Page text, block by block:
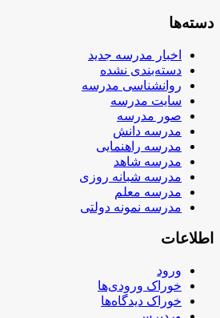
دسته‌ها
اخبار مدرسه جدید
دسته‌بندی نشده
روانشناسی مدرسه
سایت مدرسه
صور مدرسه
مدرسه دانش
مدرسه راهنمایی
مدرسه شاهد
مدرسه شبانه روزی
مدرسه معلم
مدرسه نمونه دولتی
اطلاعات
ورود
خوراک ورودی‌ها
خوراک دیدگاه‌ها